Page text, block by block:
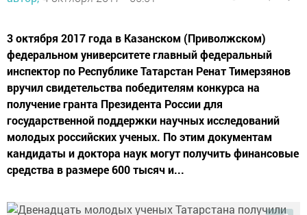
3 октября 2017 года в Казанском (Приволжском)
федеральном университете главный федеральный
инспектор по Республике Татарстан Ренат Тимерзянов
вручил свидетельства победителям конкурса на
получение гранта Президента России для
государственной поддержки научных исследований
молодых российских ученых. По этим документам
кандидаты и доктора наук могут получить финансовые
средства в размере 600 тысяч и...